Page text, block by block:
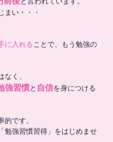
まい・・・
に入れることで、もう勉強の
く、
強習慣と 自信を身につける
です。
勉強習慣習得」をはじめませ